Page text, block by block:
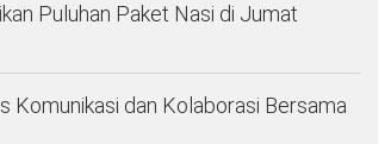
Puluhan Paket Nasi di Jumat
Komunikasi dan Kolaborasi Bersama